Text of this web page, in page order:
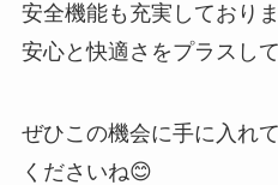
安全機能も充実しており
安心と快適さをプラスし
ぜひこの機会に手に入れ
くださいね😊